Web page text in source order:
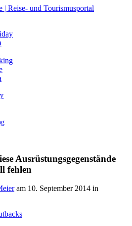
Ausrüstungsgegenstände
fehlen
am 10. September 2014 in